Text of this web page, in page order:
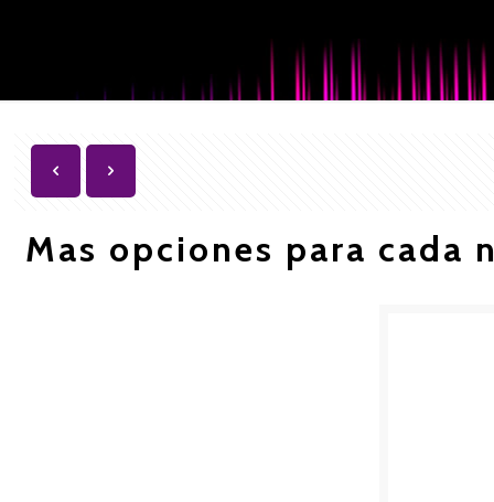
Mas opciones para cada